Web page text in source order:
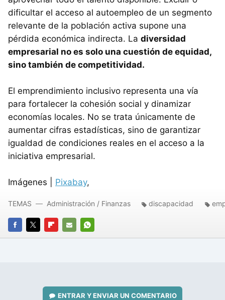
dificultar el acceso al autoempleo de un segmento
relevante de la población activa supone una
pérdida económica indirecta. La diversidad
empresarial no es solo una cuestión de equidad,
sino también de competitividad.
El emprendimiento inclusivo representa una vía
para fortalecer la cohesión social y dinamizar
economías locales. No se trata únicamente de
aumentar cifras estadísticas, sino de garantizar
igualdad de condiciones reales en el acceso a la
iniciativa empresarial.
Imágenes | Pixabay,
FACEBOOK
TWITTERFLIPBOARD
E-
WHATSAPP
TEMAS Administración / Finanzas discapacidad
ENTRAR Y ENVIAR UN COMENTARIO